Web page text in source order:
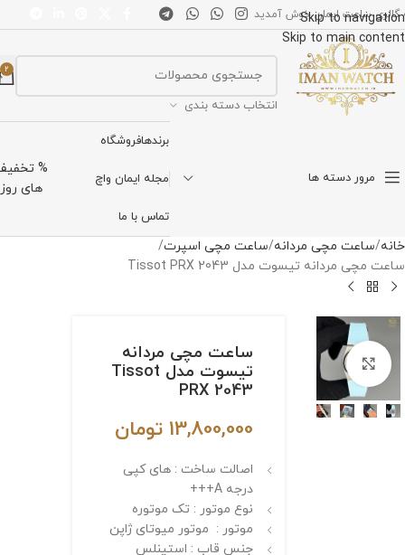
Skip to navigation
Skip to main content
گالری ساعت ایمان خوش آمدید
انتخاب دسته بندی
2
مرور دسته ها
برندهافروشگاه
مجله ایمان واچ
تماس با ما
%
های روز
خانه ساعت مچی مردانه ساعت مچی اسپرت
ساعت مچی مردانه تیسوت مدل Tissot PRX 2043
برای بزرگنمایی کلیک کنیدساعت مچی مردانه
تیسوت مدل Tissot
PRX 2043
13,800,000 تومان
اصالت ساخت : های کپی
درجه A+++
نوع موتور : تک موتوره
موتور : موتور میوتای ژاپن
جنس قاب : استینلس